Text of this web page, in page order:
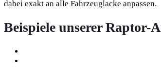
dabei exakt an alle Fahrzeuglacke anpassen.
Beispiele unserer Raptor-